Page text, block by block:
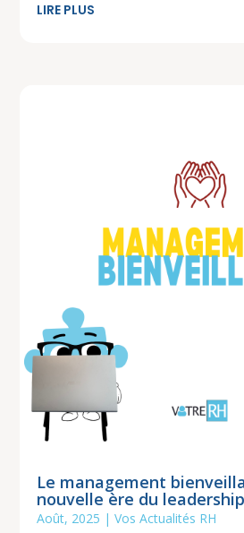
LIRE PLUS
Le management
nouvelle ère du leadership
Août, 2025 |Vos Actualités RH